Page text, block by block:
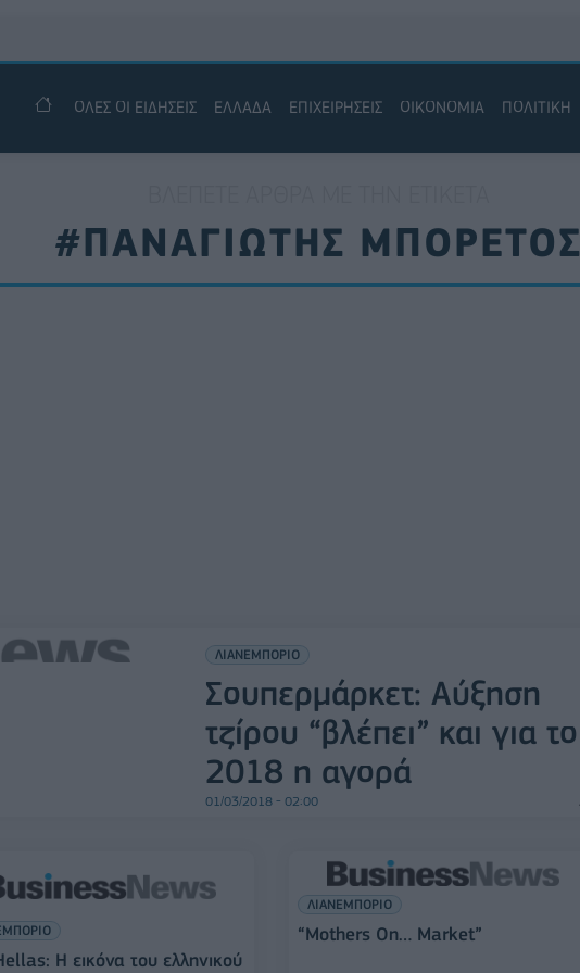
ΟΛΕΣ ΟΙ ΕΙΔΗΣΕΙΣ ΕΛΛΑΔΑ ΕΠΙΧΕΙΡΗΣΕΙΣ ΟΙΚΟΝΟΜΙΑ ΠΟΛΙΤΙΚΗ
#ΠΑΝΑΓΙΩΤΗΣ ΜΠΟΡΕΤΟΣ
ΛΙΑΝΕΜΠΟΡΙΟ
Σουπερμάρκετ: Αύξηση
τζίρου “βλέπει” και για το
2018 η αγορά
01/03/2018 - 02:00
Η εικόνα του ελληνικού
ΛΙΑΝΕΜΠΟΡΙΟ
“Mothers On… Market”